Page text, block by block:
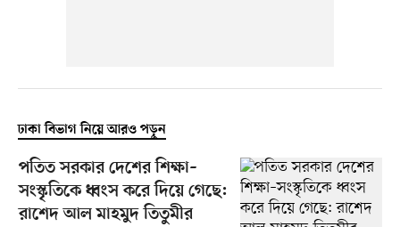
ঢাকা বিভাগ নিয়ে আরও পড়ুন
পতিত সরকার দেশের শিক্ষা–
সংস্কৃতিকে ধ্বংস করে দিয়ে গেছে:
রাশেদ আল মাহমুদ তিতুমীর